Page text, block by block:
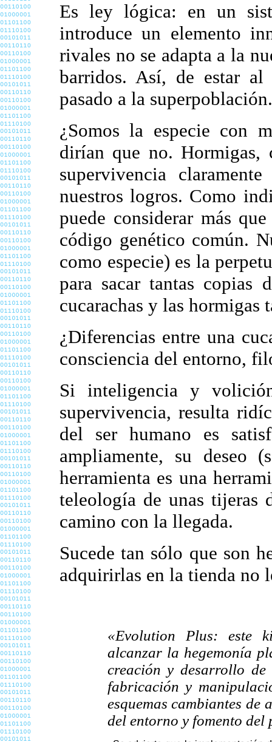
Es ley lógica: en un
introduce un elemento
rivales no se adapta a la
barridos. Así, de estar al
pasado a la superpoblación.
¿Somos la especie con
dirían que no. Hormigas,
supervivencia
nuestros logros. Como
puede considerar más
código genético común.
como especie) es la
para sacar tantas copias
cucarachas y las hormigas
¿Diferencias entre una
consciencia del entorno,
Si inteligencia y
supervivencia, resulta
del ser humano es
ampliamente, su deseo
herramienta es una
teleología de unas tijeras
camino con la llegada.
Sucede tan sólo que son
adquirirlas en la tienda no
«Evolution Plus: este
alcanzar la hegemonía
creación y desarrollo
fabricación y
esquemas cambiantes
del entorno y fomento del